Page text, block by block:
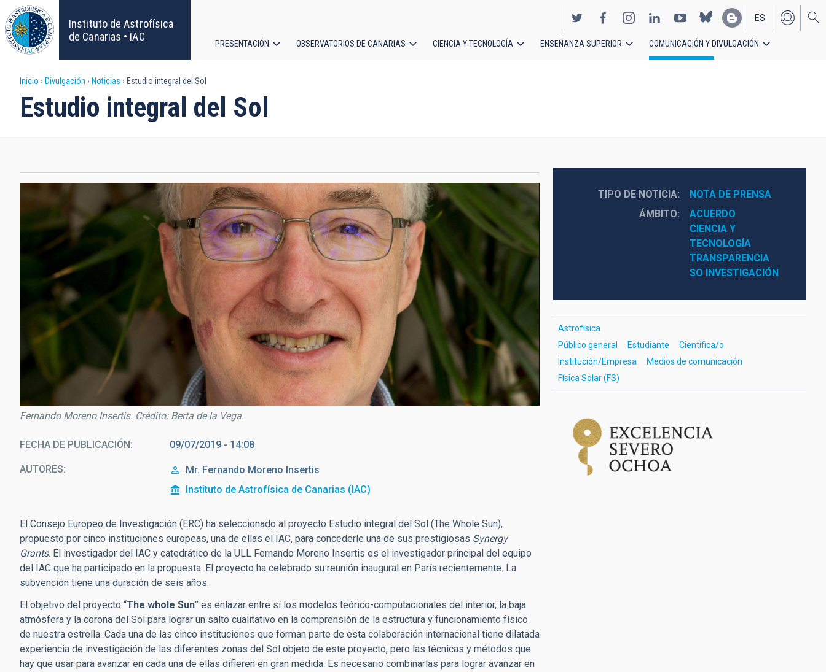
Pasar
al
contenido
principal
Instituto de Astrofísica
de Canarias • IAC
EN
ES
principal
PRESENTACIÓN OBSERVATORIOS DE CANARIAS CIENCIA Y TECNOLOGÍA ENSEÑANZA SUPERIOR COMUNICACIÓN Y DIVULGACIÓN
Sobrescribir
enlaces
ayuda
la
navegación
Inicio Divulgación Noticias Estudio integral del Sol
Estudio integral del Sol
Fernando Moreno Insertis. Crédito: Berta de la Vega.
FECHA DE PUBLICACIÓN 09/07/2019 - 14:08
AUTORES Mr. Fernando Moreno Insertis
Instituto de Astrofísica de Canarias (IAC)
El Consejo Europeo de Investigación (ERC) ha seleccionado al proyecto Estudio integral del Sol (The Whole Sun),
propuesto por cinco instituciones europeas, una de ellas el IAC, para concederle una de sus prestigiosas Synergy
Grants. El investigador del IAC y catedrático de la ULL Fernando Moreno Insertis es el investigador principal del equipo
del IAC que ha participado en la propuesta. El proyecto ha celebrado su reunión inaugural en París recientemente. La
subvención tiene una duración de seis años.
El objetivo del proyecto “The whole Sun” es enlazar entre sí los modelos teórico-computacionales del interior, la baja
atmósfera y la corona del Sol para lograr un salto cualitativo en la comprensión de la estructura y funcionamiento físico
de nuestra estrella. Cada una de las cinco instituciones que forman parte de esta colaboración internacional tiene dilatada
experiencia de investigación de las diferentes zonas del Sol objeto de este proyecto, pero las técnicas y métodos que
hay que usar para avanzar en cada una de ellas difieren en gran medida. Es necesario combinarlas para lograr avanzar en
TIPO DE NOTICIA
NOTA DE PRENSA
ÁMBITO
ACUERDO
CIENCIA Y
TECNOLOGÍA
TRANSPARENCIA
SO INVESTIGACIÓN
Astrofísica
Público general
Estudiante
Científica/o
Institución/Empresa
Medios de comunicación
Física Solar (FS)